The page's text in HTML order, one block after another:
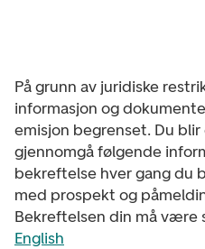
På grunn av juridiske
informasjon og
emisjon begrenset. Du
gjennomgå følgende
bekreftelse hver gang du
med prospekt og
Bekreftelsen din må være
English